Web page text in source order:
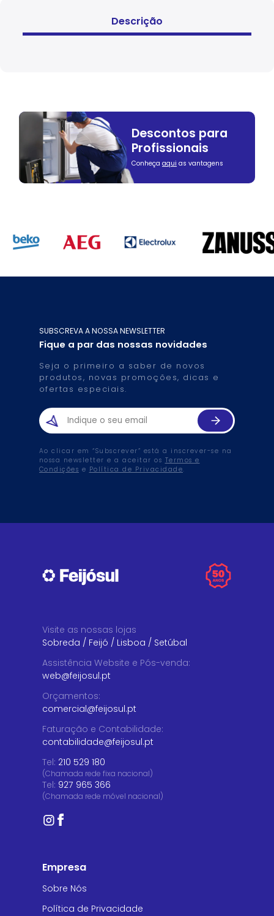
Descrição
Descontos para
Profissionais
Conheça aqui as vantagens
SUBSCREVA A NOSSA NEWSLETTER
Fique a par das nossas novidades
Seja o primeiro a saber de novos
produtos, novas promoções, dicas e
ofertas especiais.
Ao clicar em “Subscrever” está a inscrever-se na
nossa newsletter e a aceitar os Termos e
Condições e Política de Privacidade.
Visite as nossas lojas
Sobreda / Feijó / Lisboa / Setúbal
Assistência Website e Pós-venda:
web@feijosul.pt
Orçamentos:
comercial@feijosul.pt
Faturação e Contabilidade:
contabilidade@feijosul.pt
Tel: 210 529 180
(Chamada rede fixa nacional)
Tel: 927 965 366
(Chamada rede móvel nacional)
Empresa
Sobre Nós
Política de Privacidade